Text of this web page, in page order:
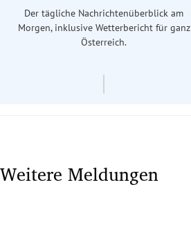
Der tägliche Nachrichtenüberblick am
Morgen, inklusive Wetterbericht für ganz
Österreich.
Weitere Meldungen